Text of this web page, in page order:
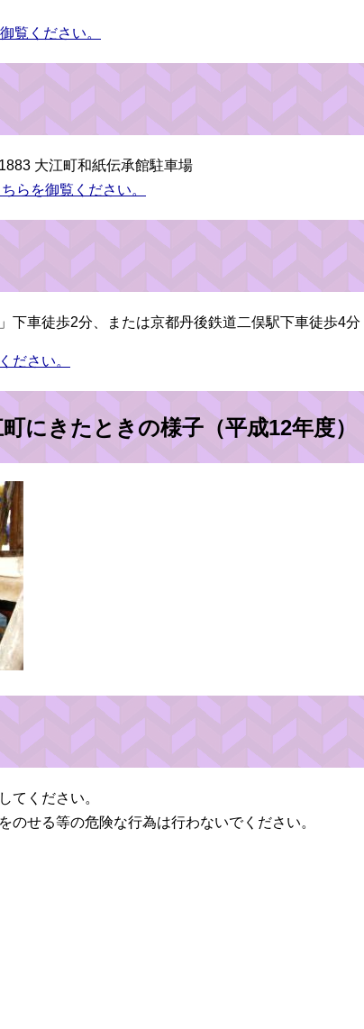
覧ください。
大江町和紙伝承館駐車場
らを御覧ください。
下車徒歩2分、または京都丹後鉄道二俣駅下車徒歩4分
ださい。
にきたときの様子（平成12年度）
てください。
のせる等の危険な行為は行わないでください。